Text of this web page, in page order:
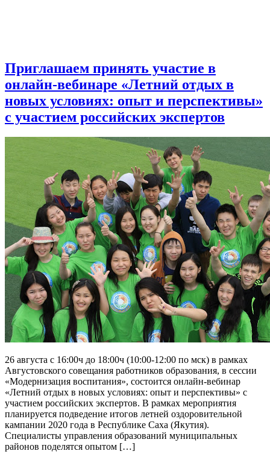
Приглашаем принять участие в
онлайн-вебинаре «Летний отдых в
новых условиях: опыт и перспективы»
с участием российских экспертов
26 августа с 16:00ч до 18:00ч (10:00-12:00 по мск) в рамках
Августовского совещания работников образования, в сессии
«Модернизация воспитания», состоится онлайн-вебинар
«Летний отдых в новых условиях: опыт и перспективы» с
участием российских экспертов. В рамках мероприятия
планируется подведение итогов летней оздоровительной
кампании 2020 года в Республике Саха (Якутия).
Специалисты управления образований муниципальных
районов поделятся опытом […]